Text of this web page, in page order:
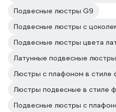
Подвесные люстры G9
Подвесные люстры с
Подвесные люстры цвета
Латунные подвесные люстры
Люстры с плафоном в стиле
Люстры подвесные в стиле
Подвесные люстры с